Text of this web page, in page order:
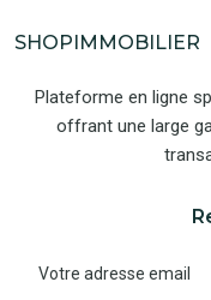
SHOPIMMOBILIER
Plateforme en ligne
offrant une large